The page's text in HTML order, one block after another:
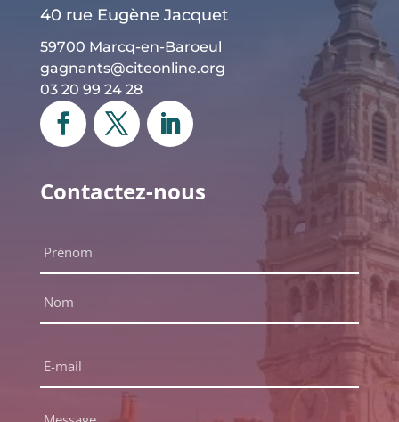
40 rue Eugène Jacquet
59700 Marcq-en-Baroeul
gagnants@citeonline.org
03 20 99 24 28
Contactez-nous
complet
mail
Message